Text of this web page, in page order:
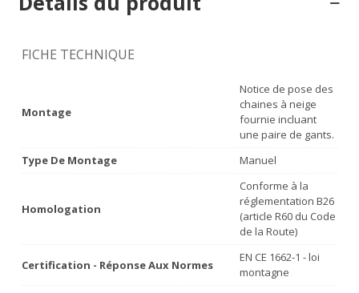
FICHE TECHNIQUE
Montage
Notice de pose des
chaines à neige
fournie incluant
une paire de gants.
Type De Montage
Manuel
Homologation
Conforme à la
réglementation B26
(article R60 du Code
de la Route)
Certification - Réponse Aux Normes
EN CE 1662-1 - loi
montagne